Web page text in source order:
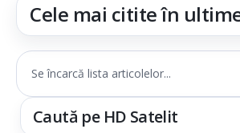
Cele mai citite în
Se încarcă lista articolelor...
Caută pe HD Satelit